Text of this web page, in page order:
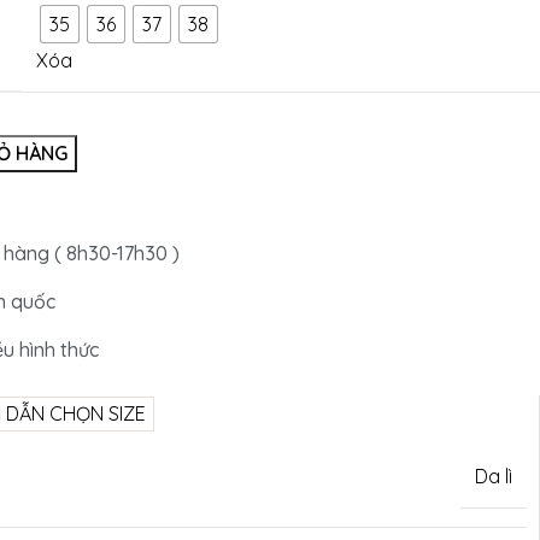
35 36 37
38
Xóa
HÀNG
( 8h30-17h30 )
quốc
hình thức
DẪN CHỌN SIZE
Da lì